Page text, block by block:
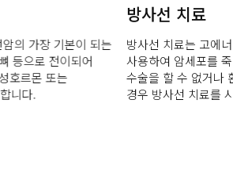
의 가장 기본이 되는
등으로 전이되어
호르몬 또는
니다.
방사선 치료
방사선 치료는 고에
사용하여 암세포를
수술을 할 수 없거나
경우 방사선 치료를